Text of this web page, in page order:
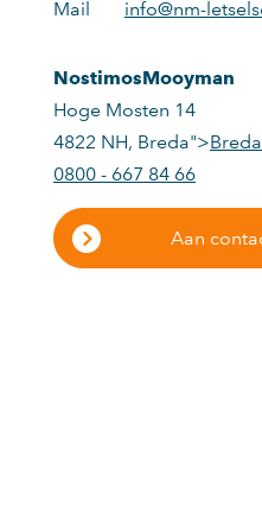
Mail info@nm-
NostimosMooyman
Hoge Mosten 14
4822 NH, Breda">Breda
0800 - 667 84 66
Aan